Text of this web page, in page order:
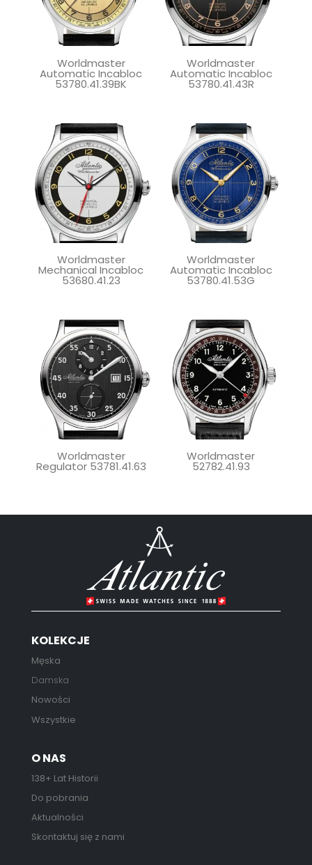
Worldmaster
Automatic Incabloc
53780.41.39BK
Worldmaster
Automatic Incabloc
53780.41.43R
Worldmaster
Mechanical Incabloc
53680.41.23
Worldmaster
Automatic Incabloc
53780.41.53G
Worldmaster
Regulator 53781.41.63
Worldmaster
52782.41.93
KOLEKCJE
Męska
Damska
Nowości
Wszystkie
O NAS
138+ Lat Historii
Do pobrania
Aktualności
Skontaktuj się z nami